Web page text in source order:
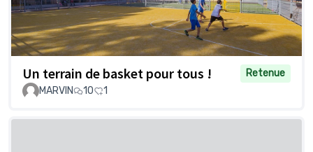
Un terrain de basket pour tous !
Retenue
MARVIN
10 1